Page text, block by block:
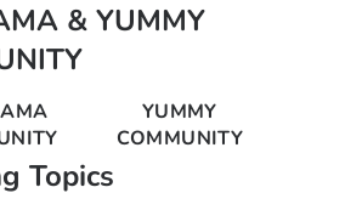
& YUMMY
YUMMY
COMMUNITY
Topics